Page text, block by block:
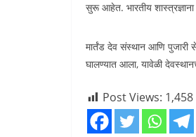
सुरू आहेत. भारतीय
मार्तंड देव संस्थान आणि पुजारी
घालण्यात आला, यावेळी
Post Views: 1,458